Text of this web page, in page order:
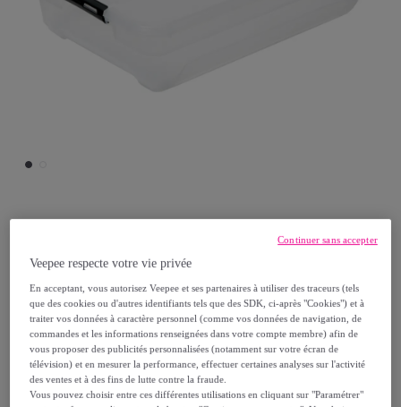
Boîte en plastique transparente 30L
"Solutions+"
Modèle : 30L
27,99 €
Veepee respecte votre vie privée
En acceptant, vous autorisez Veepee et ses partenaires à utiliser des traceurs (tels
que des cookies ou d'autres identifiants tels que des SDK, ci-après "Cookies") et à
traiter vos données à caractère personnel (comme vos données de navigation, de
commandes et les informations renseignées dans votre compte membre) afin de
vous proposer des publicités personnalisées (notamment sur votre écran de
télévision) et en mesurer la performance, effectuer certaines analyses sur l'activité
des ventes et à des fins de lutte contre la fraude.
Vous pouvez choisir entre ces différentes utilisations en cliquant sur "Paramétrer"
Continuer sans accepter